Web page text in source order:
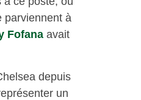
parviennent à
Fofana avait
depuis
un